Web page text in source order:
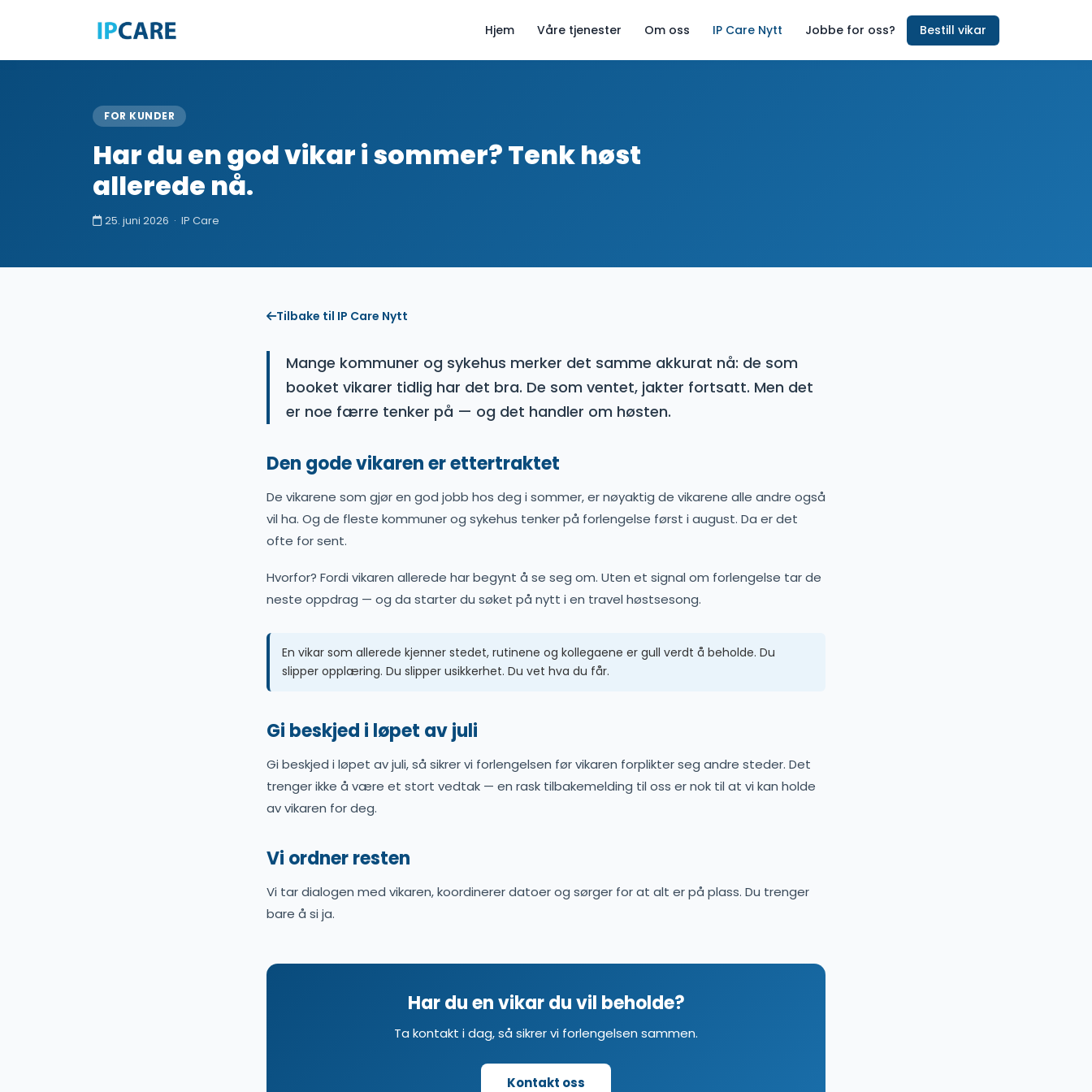
Hjem Våre tjenester Om oss IP Care Nytt Jobbe for oss? Bestill vikar
FOR KUNDER
Har du en god vikar i sommer? Tenk høst
allerede nå.
25. juni 2026 · IP Care
Tilbake til IP Care Nytt
Mange kommuner og sykehus merker det samme akkurat nå: de som
booket vikarer tidlig har det bra. De som ventet, jakter fortsatt. Men det
er noe færre tenker på — og det handler om høsten.
Den gode vikaren er ettertraktet
De vikarene som gjør en god jobb hos deg i sommer, er nøyaktig de vikarene alle andre også
vil ha. Og de fleste kommuner og sykehus tenker på forlengelse først i august. Da er det
ofte for sent.
Hvorfor? Fordi vikaren allerede har begynt å se seg om. Uten et signal om forlengelse tar de
neste oppdrag — og da starter du søket på nytt i en travel høstsesong.
En vikar som allerede kjenner stedet, rutinene og kollegaene er gull verdt å beholde. Du
slipper opplæring. Du slipper usikkerhet. Du vet hva du får.
Gi beskjed i løpet av juli
Gi beskjed i løpet av juli, så sikrer vi forlengelsen før vikaren forplikter seg andre steder. Det
trenger ikke å være et stort vedtak — en rask tilbakemelding til oss er nok til at vi kan holde
av vikaren for deg.
Vi ordner resten
Vi tar dialogen med vikaren, koordinerer datoer og sørger for at alt er på plass. Du trenger
bare å si ja.
Har du en vikar du vil beholde?
Ta kontakt i dag, så sikrer vi forlengelsen sammen.
Kontakt oss